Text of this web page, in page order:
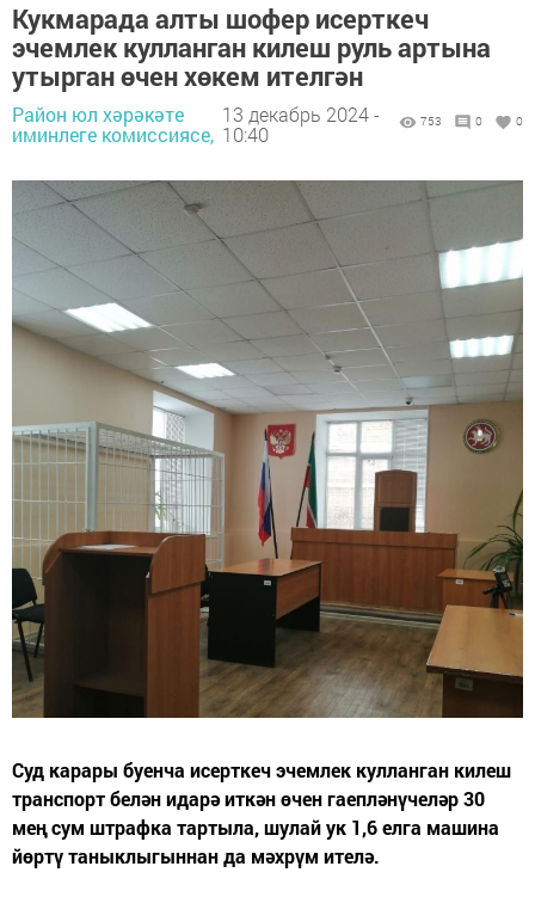
Кукмарада алты шофер исерткеч
эчемлек кулланган килеш руль артына
утырган өчен хөкем ителгән
Район юл хәрәкәте
иминлеге комиссиясе,
13 декабрь 2024 -
10:40
753 0 0
Суд карары буенча исерткеч эчемлек кулланган килеш
транспорт белән идарә иткән өчен гаепләнүчеләр 30
мең сум штрафка тартыла, шулай ук 1,6 елга машина
йөртү таныклыгыннан да мәхрүм ителә.